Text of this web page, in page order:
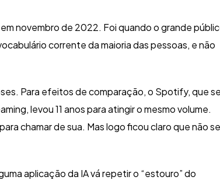
novembro de 2022. Foi quando o grande
corrente da maioria das pessoas, e não
Para efeitos de comparação, o Spotify, que
levou 11 anos para atingir o mesmo volume.
chamar de sua. Mas logo ficou claro que não
aplicação da IA vá repetir o “estouro” do